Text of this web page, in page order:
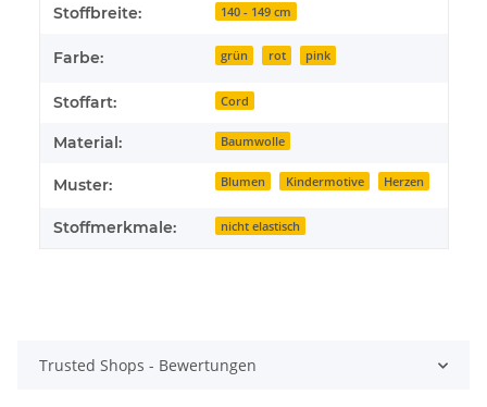
Stoffbreite: 140 - 149 cm
Farbe: grün rot pink
Stoffart: Cord
Material: Baumwolle
Muster: Blumen Kindermotive Herzen
Stoffmerkmale: nicht elastisch
Trusted Shops - Bewertungen